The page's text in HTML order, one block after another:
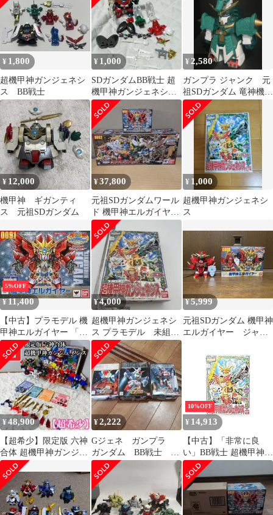
ダムワールド＊同梱不
「SDガンダム外伝 機甲
神伝説」 元祖SDガンダ
ムワールド [2739999]
¥ 1,800
超機甲神ガンジェネシ
ス BB戦士
¥ 1,000
SDガンダムBB戦士 超
機甲神ガンジェネシ
ス ジャンク
¥ 2,580
ガンプラ ジャンク 元
祖SDガンダム 竜神機ク
ラブオンエース クリ
ーニング済
¥ 12,000
機甲神 ギガンティ
ス 元祖SDガンダム
¥37,800
元祖SDガンダムワール
ド 機甲神エルガイヤー
&機甲神5体セット
¥ 1,000
超機甲神ガンジェネシ
ス
5%OFF
¥11,400
【中古】プラモデル 機
甲神エルガイヤー 「SD
ガンダム外伝 機甲神伝
説」 元祖SDガンダムワ
ールド No.0091 魂ウェ
ブ商店限定 [2374804]
¥4,000
超機甲神ガンジェネシ
ス プラモデル 未組み
立て
¥5,999
元祖SDガンダム 機甲神
エルガイヤー ジャン
¥48,900
【超希少】限定版 六神
合体 超機甲神ガンジェ
ネシス
¥2,222
Gジェネ ガンプラ
ガンダム BB戦士 プ
ラモデル セット売り
10%OFF
¥ 14,913
【中古】「非常に良
い」BB戦士 超機甲神ガ
ンジェネシス (121)